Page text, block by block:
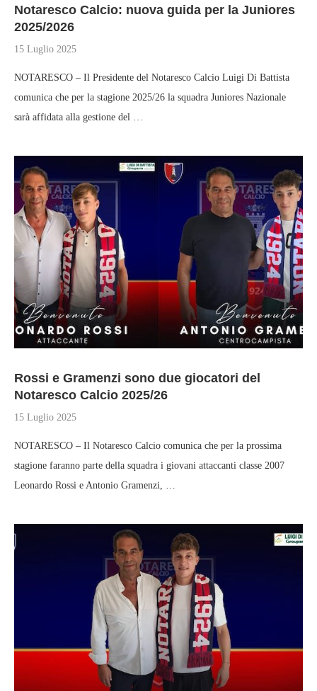
Notaresco Calcio: nuova guida per la Juniores
2025/2026
15 Luglio 2025
NOTARESCO – Il Presidente del Notaresco Calcio Luigi Di Battista
comunica che per la stagione 2025/26 la squadra Juniores Nazionale
sarà affidata alla gestione del …
Rossi e Gramenzi sono due giocatori del
Notaresco Calcio 2025/26
15 Luglio 2025
NOTARESCO – Il Notaresco Calcio comunica che per la prossima
stagione faranno parte della squadra i giovani attaccanti classe 2007
Leonardo Rossi e Antonio Gramenzi, …